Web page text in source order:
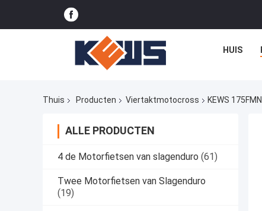
HUIS
Thuis Producten Viertaktmotocross KEWS
ALLE PRODUCTEN
4 de Motorfietsen van slagenduro (61)
Twee Motorfietsen van Slagenduro
(19)